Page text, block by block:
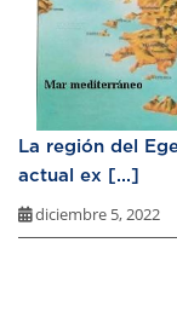
La región del
actual ex [...]
diciembre 5, 2022